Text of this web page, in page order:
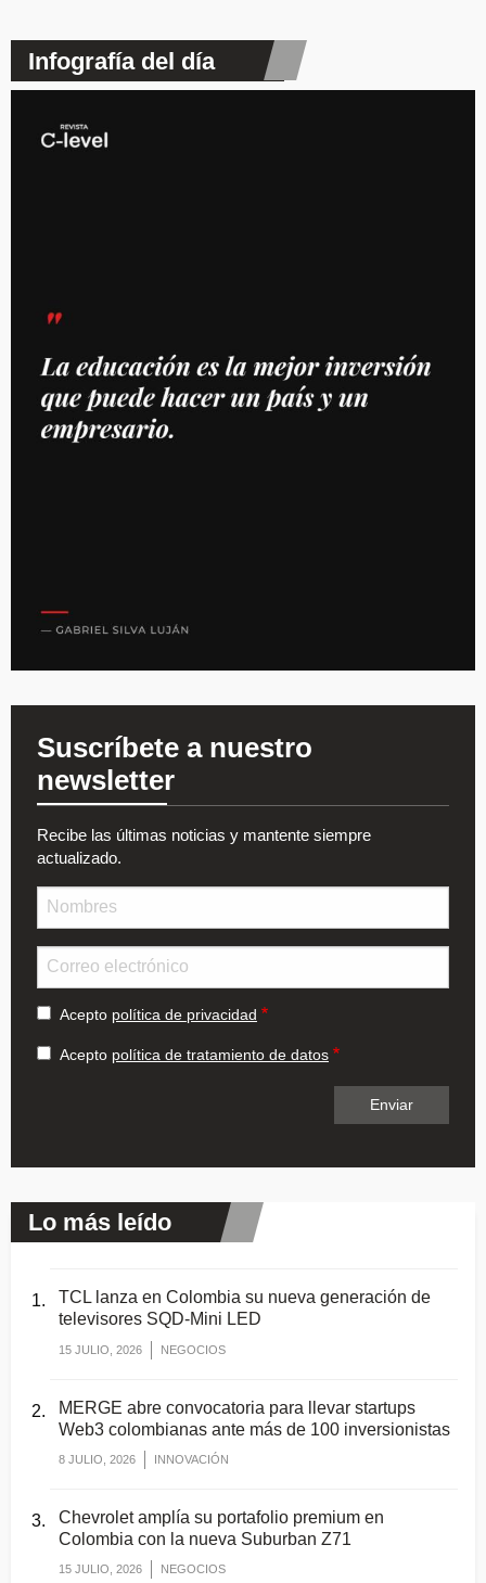
Infografía del día
Suscríbete a nuestro
newsletter
Recibe las últimas noticias y mantente siempre
actualizado.
Acepto política de privacidad
Acepto política de tratamiento de datos
Lo más leído
TCL lanza en Colombia su nueva generación de
televisores SQD-Mini LED
15 JULIO, 2026 NEGOCIOS
MERGE abre convocatoria para llevar startups
Web3 colombianas ante más de 100 inversionistas
8 JULIO, 2026 INNOVACIÓN
Chevrolet amplía su portafolio premium en
Colombia con la nueva Suburban Z71
15 JULIO, 2026 NEGOCIOS